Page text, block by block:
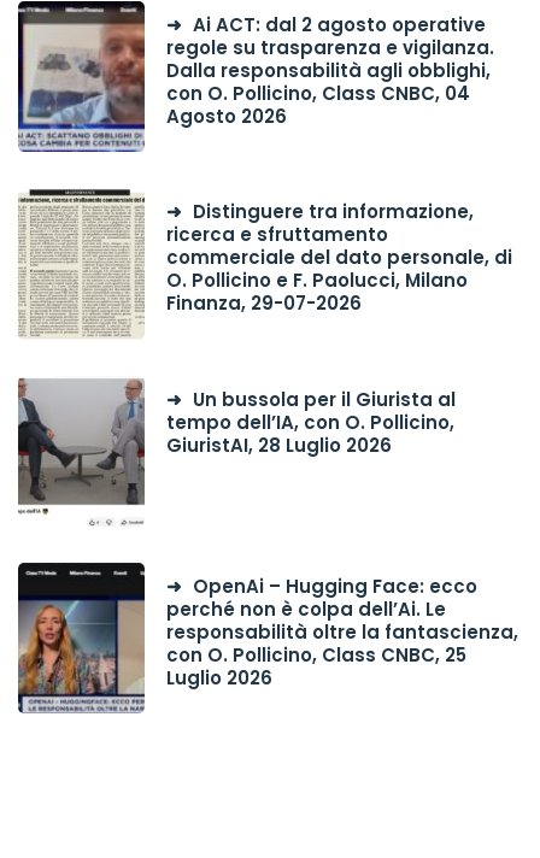
Ai ACT: dal 2 agosto operative
regole su trasparenza e vigilanza.
Dalla responsabilità agli obblighi,
con O. Pollicino, Class CNBC, 04
Agosto 2026
Distinguere tra informazione,
ricerca e sfruttamento
commerciale del dato personale, di
O. Pollicino e F. Paolucci, Milano
Finanza, 29-07-2026
Un bussola per il Giurista al
tempo dell’IA, con O. Pollicino,
GiuristAI, 28 Luglio 2026
OpenAi – Hugging Face: ecco
perché non è colpa dell’Ai. Le
responsabilità oltre la fantascienza,
con O. Pollicino, Class CNBC, 25
Luglio 2026